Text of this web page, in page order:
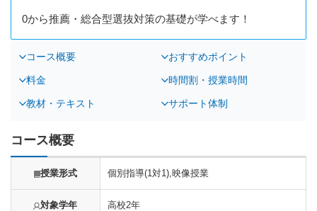
0から推薦・総合型選抜対策の基礎が学べます！
コース概要 おすすめポイント
料金 時間割・授業時間
教材・テキスト サポート体制
コース概要
授業形式 個別指導(1対1),映像授業
対象学年 高校2年